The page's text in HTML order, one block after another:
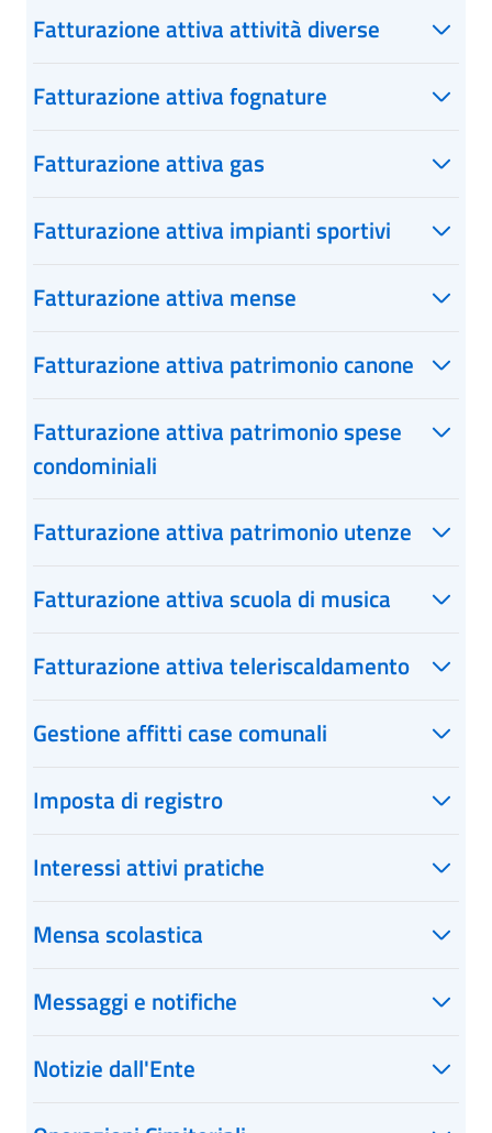
Fatturazione attiva attività diverse
Fatturazione attiva fognature
Fatturazione attiva gas
Fatturazione attiva impianti sportivi
Fatturazione attiva mense
Fatturazione attiva patrimonio canone
Fatturazione attiva patrimonio spese
condominiali
Fatturazione attiva patrimonio utenze
Fatturazione attiva scuola di musica
Fatturazione attiva teleriscaldamento
Gestione affitti case comunali
Imposta di registro
Interessi attivi pratiche
Mensa scolastica
Messaggi e notifiche
Notizie dall'Ente